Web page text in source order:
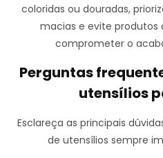
coloridas ou douradas,
macias e evite produtos
comprometer o
Perguntas
utensílios
Esclareça as principais
de utensílios sempre